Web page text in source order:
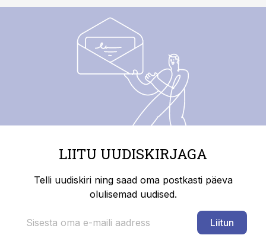
LIITU UUDISKIRJAGA
Telli uudiskiri ning saad oma postkasti päeva
olulisemad uudised.
Liitun